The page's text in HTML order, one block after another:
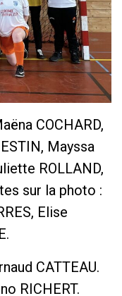
COCHARD,
Mayssa
ROLLAND,
sur la photo :
Elise
CATTEAU.
RICHERT.